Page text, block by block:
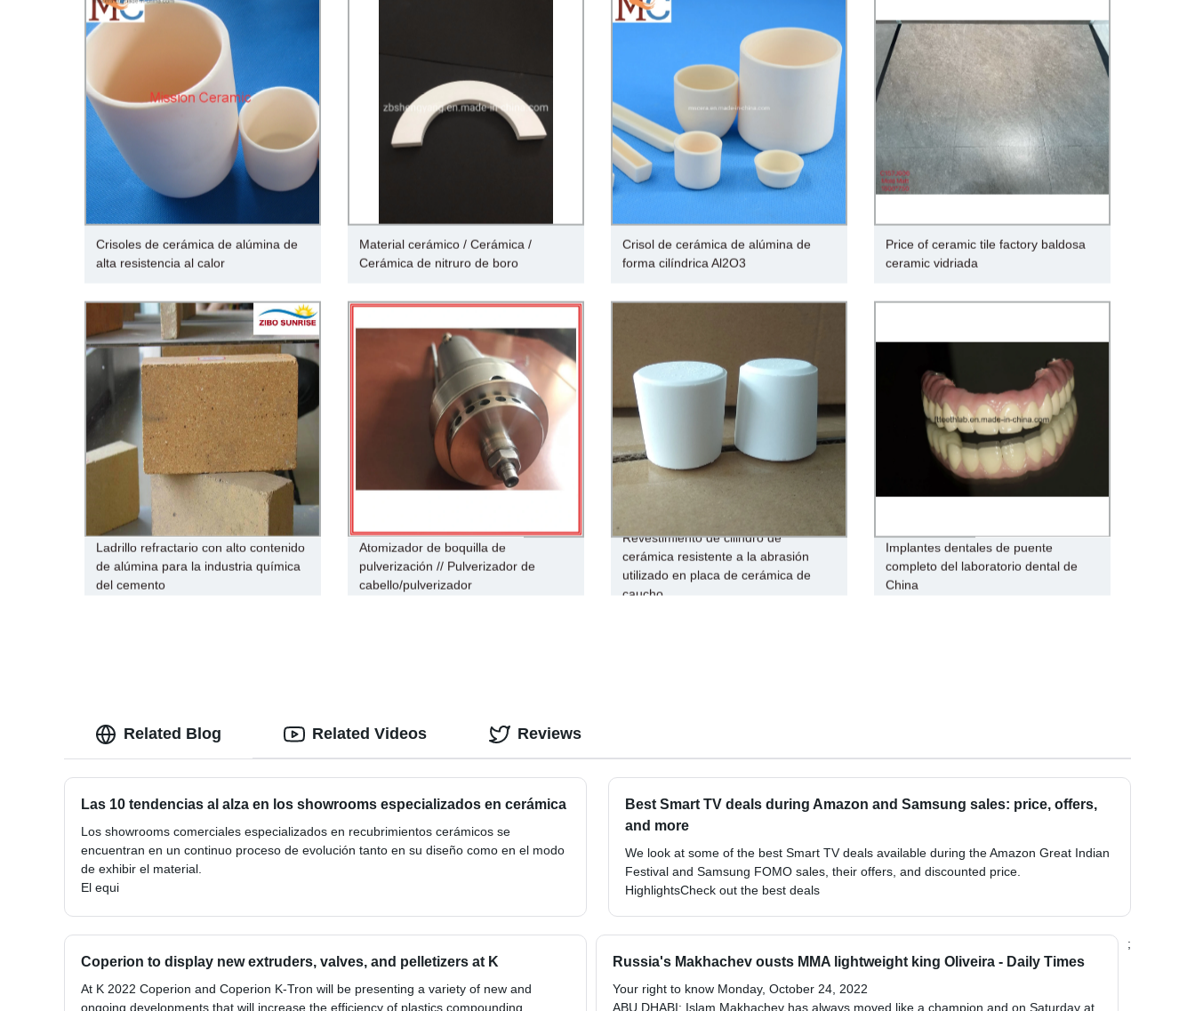
Crisoles de cerámica de alúmina de
alta resistencia al calor
Material cerámico / Cerámica /
Cerámica de nitruro de boro
Crisol de cerámica de alúmina de
forma cilíndrica Al2O3
Price of ceramic tile factory baldosa
ceramic vidriada
Ladrillo refractario con alto contenido
de alúmina para la industria química
del cemento
Atomizador de boquilla de
pulverización // Pulverizador de
cabello/pulverizador
Revestimiento de cilindro de
cerámica resistente a la abrasión
utilizado en placa de cerámica de
caucho
Implantes dentales de puente
completo del laboratorio dental de
China
Related Blog
Las 10 tendencias al alza en los showrooms especializados en cerámica
Los showrooms comerciales especializados en recubrimientos cerámicos se
encuentran en un continuo proceso de evolución tanto en su diseño como en el modo
de exhibir el material.
El equi
Best Smart TV deals during Amazon and Samsung sales: price, offers,
and more
We look at some of the best Smart TV deals available during the Amazon Great Indian
Festival and Samsung FOMO sales, their offers, and discounted price.
HighlightsCheck out the best deals
Coperion to display new extruders, valves, and pelletizers at K
At K 2022 Coperion and Coperion K-Tron will be presenting a variety of new and
ongoing developments that will increase the efficiency of plastics compounding
Russia's Makhachev ousts MMA lightweight king Oliveira - Daily Times
Your right to know Monday, October 24, 2022
ABU DHABI: Islam Makhachev has always moved like a champion and on Saturday at
;
Related Videos Reviews